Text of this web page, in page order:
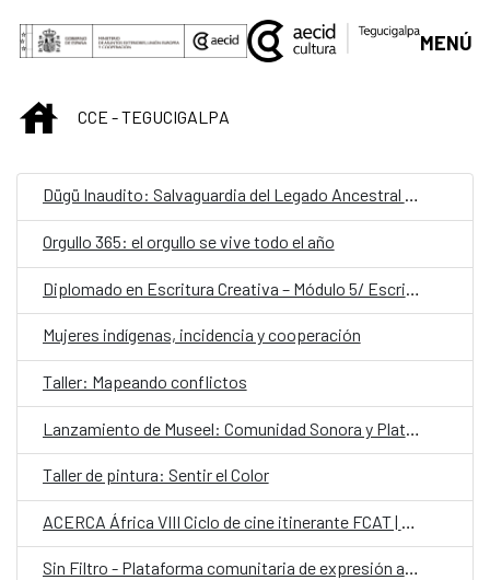
Saltar al contenido principal
MENÚ
INICIOCCE - TEGUCIGALPA
Dügü Inaudito: Salvaguardia del Legado Ancestral Garífuna/ Presentación pública de resultados y diálogo sobre patrimonio vivo
Orgullo 365: el orgullo se vive todo el año
Mujeres indígenas, incidencia y cooperación
Taller: Mapeando conflictos
Taller de pintura: Sentir el Color
ACERCA África VIII Ciclo de cine itinerante FCAT | AECID
Sin Filtro - Plataforma comunitaria de expresión artística